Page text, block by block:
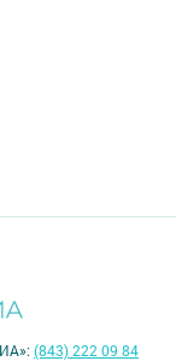
(843) 222 09 84